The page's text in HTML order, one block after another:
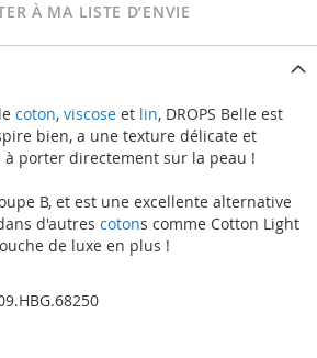
À MA LISTE D’ENVIE
coton, viscose et lin, DROPS Belle est
bien, a une texture délicate et
porter directement sur la peau !
B, et est une excellente alternative
d'autres cotons comme Cotton Light
de luxe en plus !